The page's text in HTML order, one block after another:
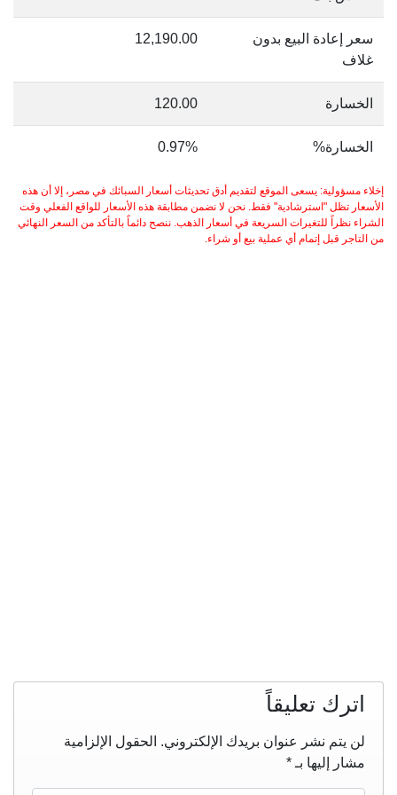
سعر إعادة البيع بدون
غلاف
12,190.00
الخسارة 120.00
الخسارة% 0.97%
إخلاء مسؤولية: يسعى الموقع لتقديم أدق تحديثات أسعار السبائك في مصر، إلا أن هذه
الأسعار تظل "استرشادية" فقط. نحن لا نضمن مطابقة هذه الأسعار للواقع الفعلي وقت
الشراء نظراً للتغيرات السريعة في أسعار الذهب. ننصح دائماً بالتأكد من السعر النهائي
من التاجر قبل إتمام أي عملية بيع أو شراء.
اترك تعليقاً
لن يتم نشر عنوان بريدك الإلكتروني. الحقول الإلزامية
مشار إليها بـ *